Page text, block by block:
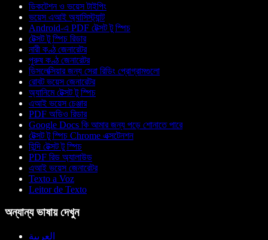
ডিকটেশন ও ভয়েস টাইপিং
ভয়েস এআই অ্যাসিস্ট্যান্ট
Android-এ PDF টেক্সট টু স্পিচ
টেক্সট টু স্পিচ রিডার
নারী কণ্ঠ জেনারেটর
পুরুষ কণ্ঠ জেনারেটর
ডিসলেক্সিয়ার জন্য সেরা রিডিং প্রোগ্রামগুলো
রোবট ভয়েস জেনারেটর
অ্যানিমে টেক্সট টু স্পিচ
এআই ভয়েস চেঞ্জার
PDF অডিও রিডার
Google Docs কি আমার জন্য পড়ে শোনাতে পারে
টেক্সট টু স্পিচ Chrome এক্সটেনশন
হিন্দি টেক্সট টু স্পিচ
PDF রিড অ্যালাউড
এআই ভয়েস জেনারেটর
Texto a Voz
Leitor de Texto
অন্যান্য ভাষায় দেখুন
العربية